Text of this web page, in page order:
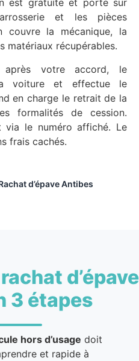
est gratuite et porte sur
et les pièces
couvre la mécanique, la
matériaux récupérables.
votre accord, le
voiture et effectue le
en charge le retrait de la
formalités de cession.
via le numéro affiché. Le
frais cachés.
d’épave Antibes
rachat d’épave
3 étapes
hors d’usage doit
et rapide à